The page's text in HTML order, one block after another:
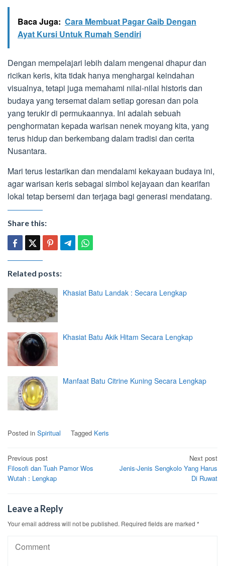
Baca Juga: Cara Membuat Pagar Gaib Dengan
Ayat Kursi Untuk Rumah Sendiri
Dengan mempelajari lebih dalam mengenai dhapur dan
ricikan keris, kita tidak hanya menghargai keindahan
visualnya, tetapi juga memahami nilai-nilai historis dan
budaya yang tersemat dalam setiap goresan dan pola
yang terukir di permukaannya. Ini adalah sebuah
penghormatan kepada warisan nenek moyang kita, yang
terus hidup dan berkembang dalam tradisi dan cerita
Nusantara.
Mari terus lestarikan dan mendalami kekayaan budaya ini,
agar warisan keris sebagai simbol kejayaan dan kearifan
lokal tetap bersemi dan terjaga bagi generasi mendatang.
Share this:
Related posts:
Khasiat Batu Landak : Secara Lengkap
Khasiat Batu Akik Hitam Secara Lengkap
Manfaat Batu Citrine Kuning Secara Lengkap
Posted in Spiritual Tagged Keris
Post
navigation
Previous post
Filosofi dan Tuah Pamor Wos
Wutah : Lengkap
Next post
Jenis-Jenis Sengkolo Yang Harus
Di Ruwat
Leave a Reply
Your email address will not be published. Required fields are marked *